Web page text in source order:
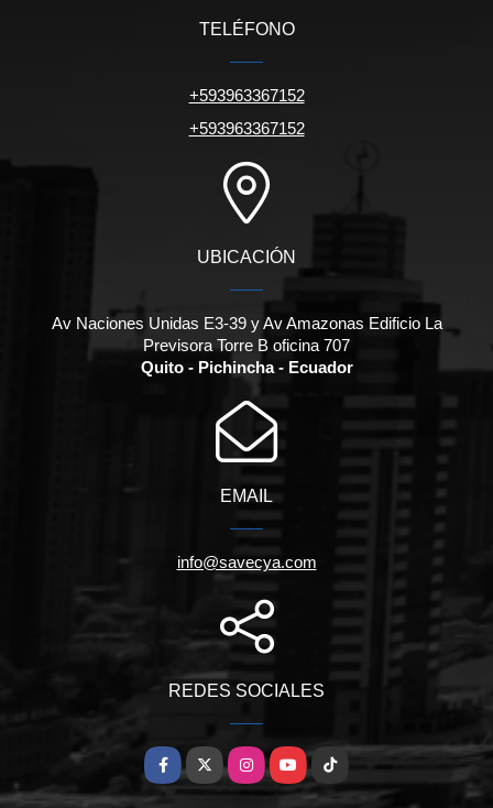
TELÉFONO
+593963367152
+593963367152
UBICACIÓN
Av Naciones Unidas E3-39 y Av Amazonas Edificio La
Previsora Torre B oficina 707
Quito - Pichincha - Ecuador
EMAIL
info@savecya.com
REDES SOCIALES
Facebook
X InstagramYouTubeTikTok